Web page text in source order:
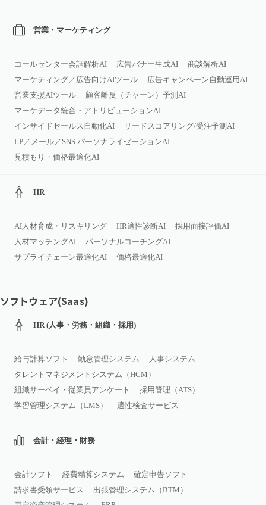
営業・マーケティング
コールセンター会話解析AI 広告バナー生成AI
商談解析AI
マーケティング／広告向けAIツール
広告キャンペーン自動運用AI
営業支援AIツール
顧客離反（チャーン）予測AI
マーケデータ統合・アトリビューションAI
インサイドセールス自動化AI
リードスコアリング/受注予測AI
LP／メール／SNS パーソナライゼーションAI
見積もり・価格最適化AI
HR
AI人材育成・リスキリング HR適性診断AI
採用面接評価AI
人材マッチングAI
パーソナルコーチングAI
サプライチェーン最適化AI
価格最適化AI
ソフトウェア(Saas)
HR (人事・労務・組織・採用)
給与計算ソフト 勤怠管理システム
人事システム
タレントマネジメントシステム（HCM）
組織サーベイ・従業員アンケート
採用管理（ATS）
学習管理システム（LMS）
適性検査サービス
会計・経理・財務
会計ソフト 経費精算システム
確定申告ソフト
請求書受領サービス
出張管理システム（BTM）